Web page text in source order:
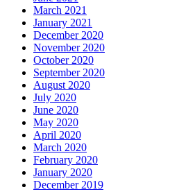
March 2021
January 2021
December 2020
November 2020
October 2020
September 2020
August 2020
July 2020
June 2020
May 2020
April 2020
March 2020
February 2020
January 2020
December 2019